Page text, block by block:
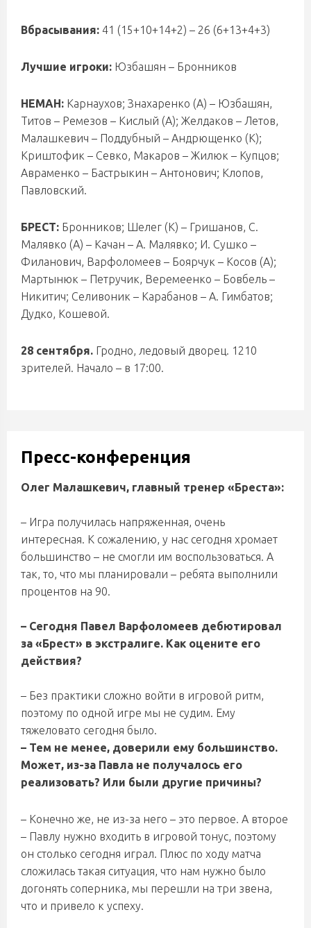
Вбрасывания: 41 (15+10+14+2) – 26 (6+13+4+3)
Лучшие игроки: Юзбашян – Бронников
НЕМАН: Карнаухов; Знахаренко (А) – Юзбашян,
Титов – Ремезов – Кислый (А); Желдаков – Летов,
Малашкевич – Поддубный – Андрющенко (К);
Криштофик – Севко, Макаров – Жилюк – Купцов;
Авраменко – Бастрыкин – Антонович; Клопов,
Павловский.
БРЕСТ: Бронников; Шелег (К) – Гришанов, С.
Малявко (А) – Качан – А. Малявко; И. Сушко –
Филанович, Варфоломеев – Боярчук – Косов (А);
Мартынюк – Петручик, Веремеенко – Бовбель –
Никитич; Селивоник – Карабанов – А. Гимбатов;
Дудко, Кошевой.
28 сентября. Гродно, ледовый дворец. 1210
зрителей. Начало – в 17:00.
Пресс-конференция
Олег Малашкевич, главный тренер «Бреста»:
– Игра получилась напряженная, очень
интересная. К сожалению, у нас сегодня хромает
большинство – не смогли им воспользоваться. А
так, то, что мы планировали – ребята выполнили
процентов на 90.
– Сегодня Павел Варфоломеев дебютировал
за «Брест» в экстралиге. Как оцените его
действия?
– Без практики сложно войти в игровой ритм,
поэтому по одной игре мы не судим. Ему
тяжеловато сегодня было.
– Тем не менее, доверили ему большинство.
Может, из-за Павла не получалось его
реализовать? Или были другие причины?
– Конечно же, не из-за него – это первое. А второе
– Павлу нужно входить в игровой тонус, поэтому
он столько сегодня играл. Плюс по ходу матча
сложилась такая ситуация, что нам нужно было
догонять соперника, мы перешли на три звена,
что и привело к успеху.